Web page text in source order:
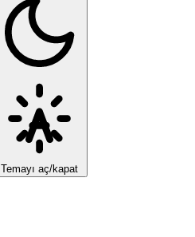
Temayı aç/kapat